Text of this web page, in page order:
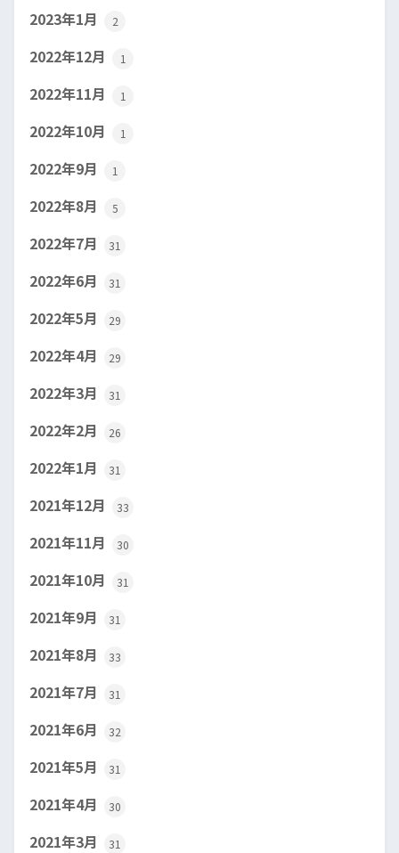
2023年1月 2
2022年12月 1
2022年11月 1
2022年10月 1
2022年9月 1
2022年8月 5
2022年7月 31
2022年6月 31
2022年5月 29
2022年4月 29
2022年3月 31
2022年2月 26
2022年1月 31
2021年12月 33
2021年11月 30
2021年10月 31
2021年9月 31
2021年8月 33
2021年7月 31
2021年6月 32
2021年5月 31
2021年4月 30
2021年3月 31